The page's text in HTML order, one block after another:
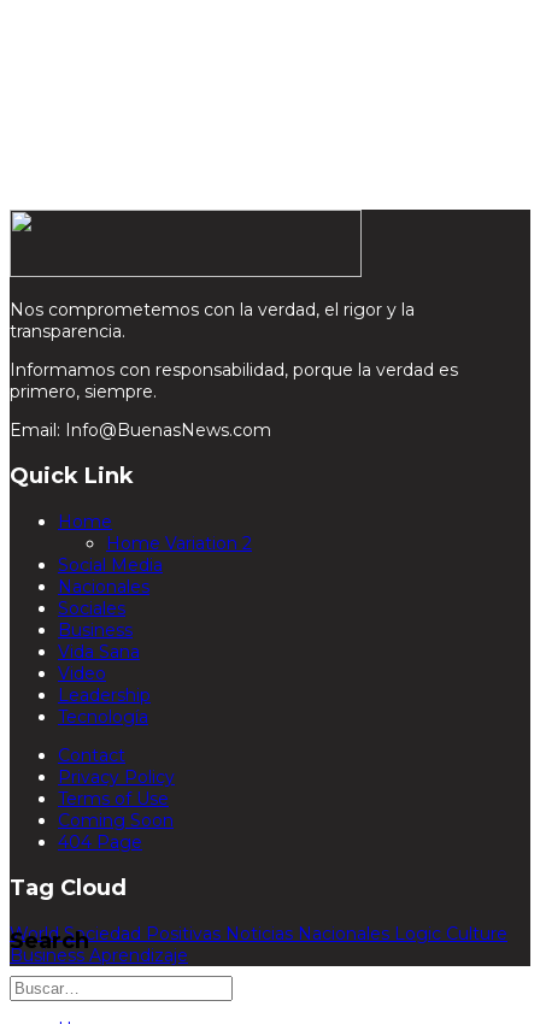
Nos comprometemos con la verdad, el rigor y la
transparencia.
Informamos con responsabilidad, porque la verdad es
primero, siempre.
Email: Info@BuenasNews.com
Quick Link
Home
Home Variation 2
Social Media
Nacionales
Sociales
Business
Vida Sana
Video
Leadership
Tecnología
Contact
Privacy Policy
Terms of Use
Coming Soon
404 Page
Tag Cloud
WorldSociedad Positivas Noticias Nacionales Logic Culture
BusinessAprendizaje
Search